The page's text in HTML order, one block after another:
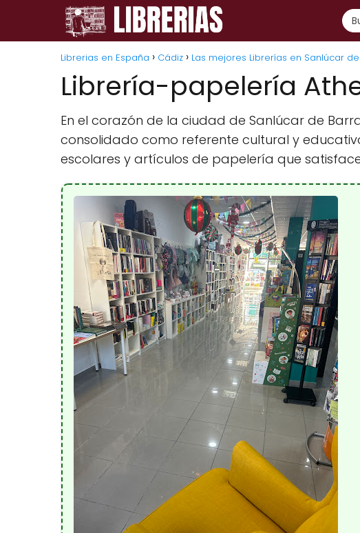
Librerias en España Cádiz Las mejores Librerías en Sanlúcar
Librería-papelería
En el corazón de la ciudad de Sanlúcar de
consolidado como referente cultural y
escolares y artículos de papelería que